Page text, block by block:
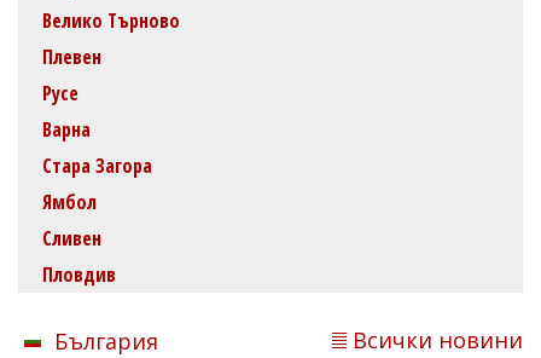
Велико Търново
Плевен
Русе
Варна
Стара Загора
Ямбол
Сливен
Пловдив
България Всички новини